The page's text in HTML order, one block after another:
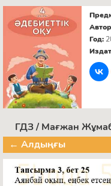
Год:
ГДЗ / Мағжан
← Алдыңғы